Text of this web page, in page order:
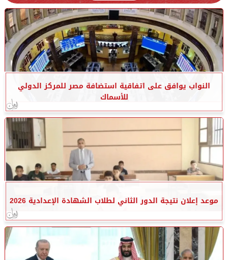
النواب يوافق على اتفاقية استضافة مصر للمركز الدولي
للأسماك
موعد إعلان نتيجة الدور الثاني لطلاب الشهادة الإعدادية 2026